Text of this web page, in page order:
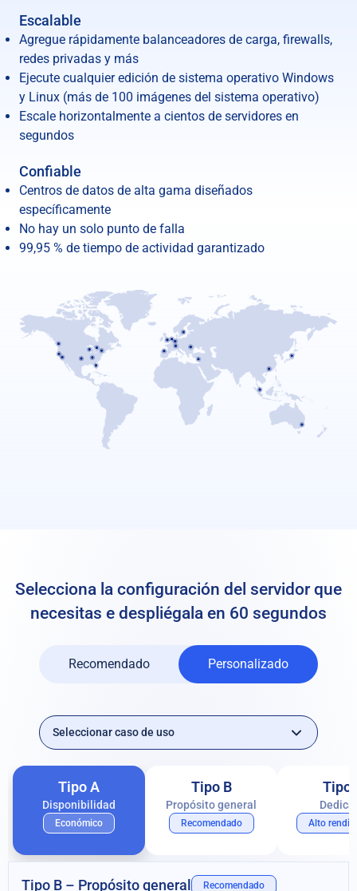
Escalable
Agregue rápidamente balanceadores de carga, firewalls,
redes privadas y más
Ejecute cualquier edición de sistema operativo Windows
y Linux (más de 100 imágenes del sistema operativo)
Escale horizontalmente a cientos de servidores en
segundos
Confiable
Centros de datos de alta gama diseñados
específicamente
No hay un solo punto de falla
99,95 % de tiempo de actividad garantizado
Selecciona la configuración del servidor que
necesitas e despliégala en 60 segundos
Recomendado Personalizado
Tipo A
Disponibilidad
Económico
Tipo B
Propósito general
Recomendado
Tipo
Alto
Tipo B – Propósito general Recomendado